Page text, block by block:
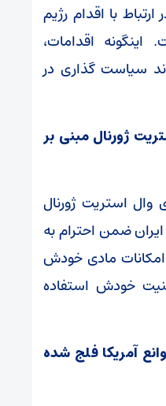
با اقدام رژیم
اقدامات،
سیاست گذاری در
ژورنال مبنی بر
وال استریت ژورنال
ضمن احترام به
مادی خودش
خودش استفاده
آمریکا فلج شده